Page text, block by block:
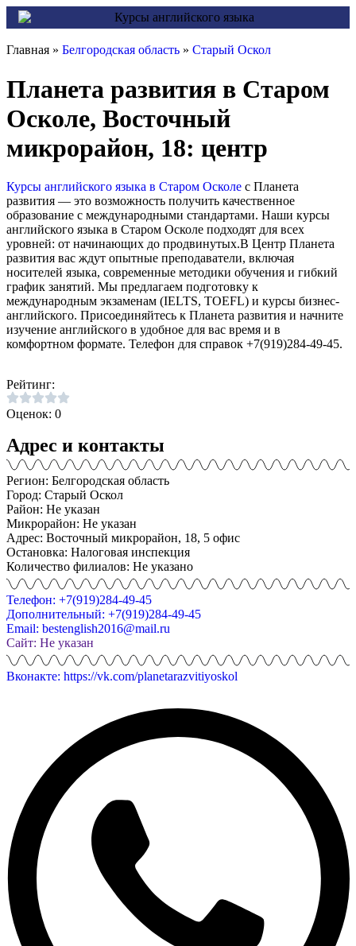
Главная » Белгородская область » Старый Оскол
Планета развития в Старом
Осколе, Восточный
микрорайон, 18: центр
Курсы английского языка в Старом Осколе с Планета
развития — это возможность получить качественное
образование с международными стандартами. Наши курсы
английского языка в Старом Осколе подходят для всех
уровней: от начинающих до продвинутых.В Центр Планета
развития вас ждут опытные преподаватели, включая
носителей языка, современные методики обучения и гибкий
график занятий. Мы предлагаем подготовку к
международным экзаменам (IELTS, TOEFL) и курсы бизнес-
английского. Присоединяйтесь к Планета развития и начните
изучение английского в удобное для вас время и в
комфортном формате. Телефон для справок +7(919)284-49-45.
Рейтинг:
Оценок: 0
Адрес и контакты
Регион: Белгородская область
Город: Старый Оскол
Район: Не указан
Микрорайон: Не указан
Адрес: Восточный микрорайон, 18, 5 офис
Остановка: Налоговая инспекция
Количество филиалов: Не указано
Телефон: +7(919)284-49-45
Дополнительный: +7(919)284-49-45
Email: bestenglish2016@mail.ru
Сайт: Не указан
Вконакте: https://vk.com/planetarazvitiyoskol